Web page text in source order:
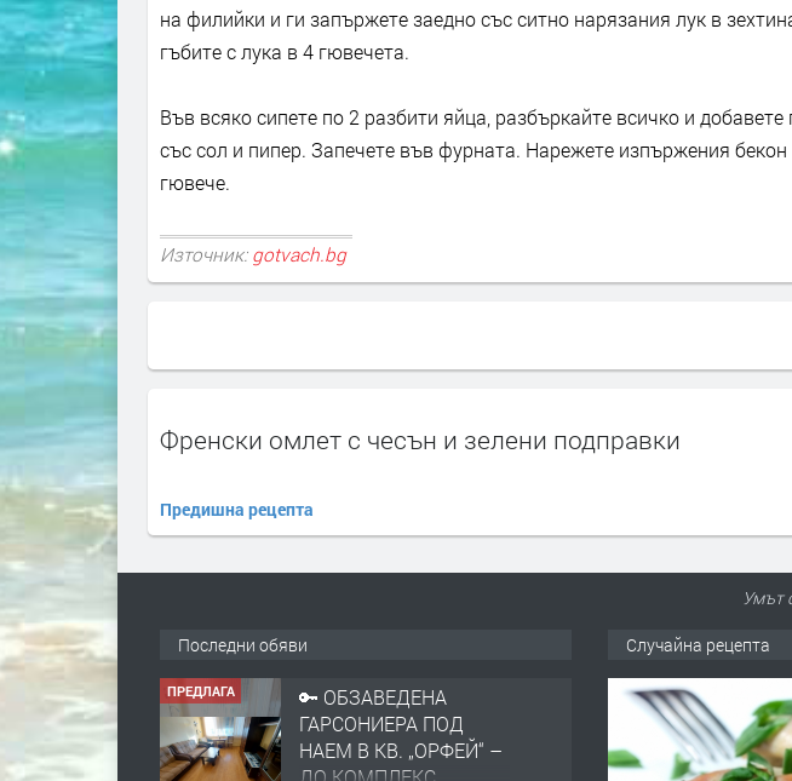
на филийки и ги запържете заедно със ситно нарязания лук в
гъбите с лука в 4 гювечета.
Във всяко сипете по 2 разбити яйца, разбъркайте всичко и
със сол и пипер. Запечете във фурната. Нарежете изпържения
гювече.
Източник: gotvach.bg
Френски омлет с чесън и зелени подправки
Предишна рецепта
Умът
Последни обяви
ПРЕДЛАГА
🔑 ОБЗАВЕДЕНА
ГАРСОНИЕРА ПОД
НАЕМ В КВ. „ОРФЕЙ“ –
Случайна рецепта